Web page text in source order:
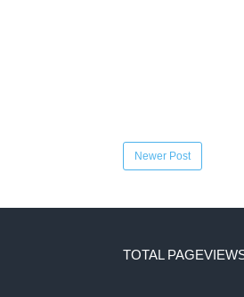
Newer Post
TOTAL